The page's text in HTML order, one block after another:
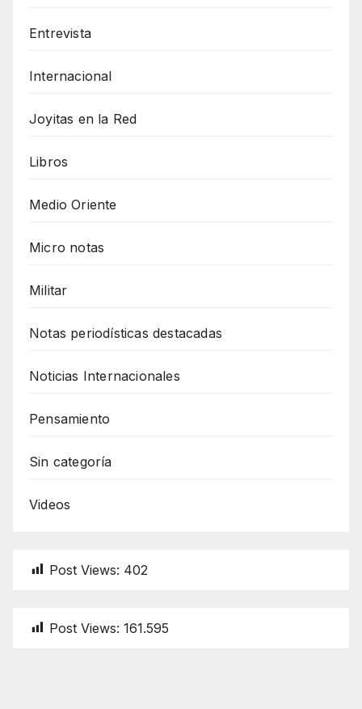
Entrevista
Internacional
Joyitas en la Red
Libros
Medio Oriente
Micro notas
Militar
Notas periodísticas destacadas
Noticias Internacionales
Pensamiento
Sin categoría
Videos
Post Views: 402
Post Views: 161.595